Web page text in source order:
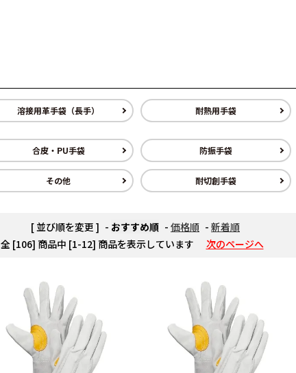
溶接用革手袋（長手） 耐熱用手袋
合皮・PU手袋 防振手袋
その他 耐切創手袋
[ 並び順を変更 ] - おすすめ順 - 価格順 - 新着順
全 [106] 商品中 [1-12] 商品を表示しています
次のページへ